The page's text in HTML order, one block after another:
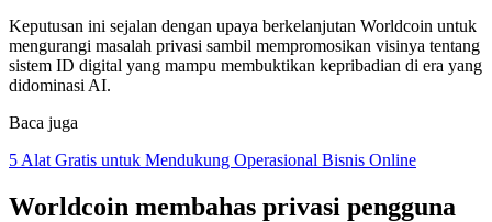
Keputusan ini sejalan dengan upaya berkelanjutan Worldcoin untuk
mengurangi masalah privasi sambil mempromosikan visinya tentang
sistem ID digital yang mampu membuktikan kepribadian di era yang
didominasi AI.
Baca juga
5 Alat Gratis untuk Mendukung Operasional Bisnis Online
Worldcoin membahas privasi pengguna